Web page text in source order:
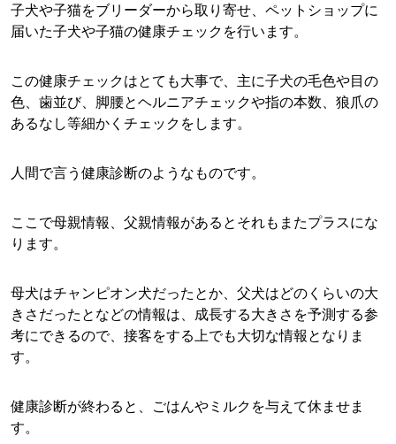
子犬や子猫をブリーダーから取り寄せ、ペットショップに
届いた子犬や子猫の健康チェックを行います。
この健康チェックはとても大事で、主に子犬の毛色や目の
色、歯並び、脚腰とヘルニアチェックや指の本数、狼爪の
あるなし等細かくチェックをします。
人間で言う健康診断のようなものです。
ここで母親情報、父親情報があるとそれもまたプラスにな
ります。
母犬はチャンピオン犬だったとか、父犬はどのくらいの大
きさだったとなどの情報は、成長する大きさを予測する参
考にできるので、接客をする上でも大切な情報となりま
す。
健康診断が終わると、ごはんやミルクを与えて休ませま
す。